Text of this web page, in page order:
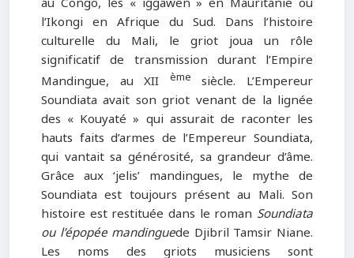
l’Ikongi en Afrique du Sud. Dans l’histoire
culturelle du Mali, le griot joua un rôle
significatif de transmission durant l’Empire
Mandingue, au XII ème siècle. L’Empereur
Soundiata avait son griot venant de la lignée
des « Kouyaté » qui assurait de raconter les
hauts faits d’armes de l’Empereur Soundiata,
qui vantait sa générosité, sa grandeur d’âme.
Grâce aux ‘jelis’ mandingues, le mythe de
Soundiata est toujours présent au Mali. Son
histoire est restituée dans le roman Soundiata
ou l’épopée mandinguede Djibril Tamsir Niane.
Les noms des griots musiciens sont